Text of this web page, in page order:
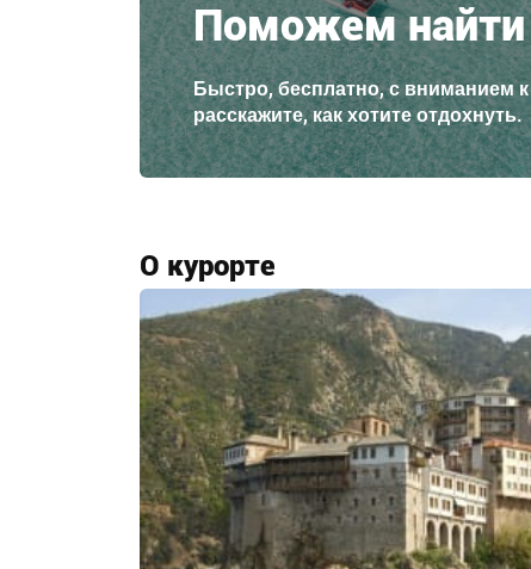
Поможем найти
Быстро, бесплатно, с вниманием
расскажите, как хотите отдохнуть.
О курорте